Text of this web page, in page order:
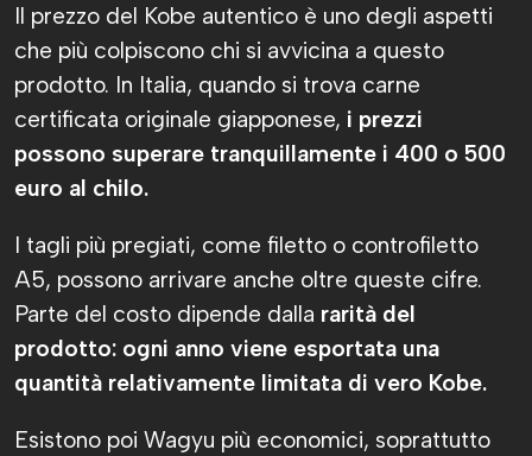
Il prezzo del Kobe autentico è uno degli aspetti
che più colpiscono chi si avvicina a questo
prodotto. In Italia, quando si trova carne
certificata originale giapponese, i prezzi
possono superare tranquillamente i 400 o 500
euro al chilo.
I tagli più pregiati, come filetto o controfiletto
A5, possono arrivare anche oltre queste cifre.
Parte del costo dipende dalla rarità del
prodotto: ogni anno viene esportata una
quantità relativamente limitata di vero Kobe.
Esistono poi Wagyu più economici, soprattutto